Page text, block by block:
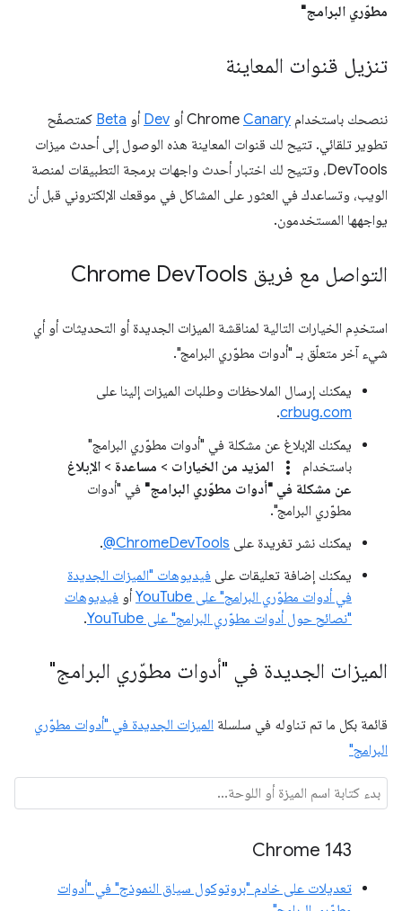
مطوّري البرامج"
تنزيل قنوات المعاينة
ننصحك باستخدام Chrome Canary أو Dev أو Beta كمتصفّح
تطوير تلقائي. تتيح لك قنوات المعاينة هذه الوصول إلى أحدث ميزات
DevTools، وتتيح لك اختبار أحدث واجهات برمجة التطبيقات لمنصة
الويب، وتساعدك في العثور على المشاكل في موقعك الإلكتروني قبل أن
يواجهها المستخدمون.
التواصل مع فريق Chrome Dev Tools
استخدِم الخيارات التالية لمناقشة الميزات الجديدة أو التحديثات أو أي
شيء آخر متعلّق بـ "أدوات مطوّري البرامج".
يمكنك إرسال الملاحظات وطلبات الميزات إلينا على
crbug.com
.
يمكنك الإبلاغ عن مشكلة في "أدوات مطوّري البرامج"
باستخدام
more_vert المزيد من الخيارات > مساعدة > الإبلاغ
عن مشكلة في "أدوات مطوّري البرامج" في "أدوات
مطوّري البرامج".
يمكنك نشر تغريدة على ‎@ChromeDevTools
.
يمكنك إضافة تعليقات على فيديوهات "الميزات الجديدة
في أدوات مطوّري البرامج" على YouTube
أو فيديوهات
"نصائح حول أدوات مطوّري البرامج" على YouTube
.
الميزات الجديدة في "أدوات مطوّري البرامج"
قائمة بكل ما تم تناوله في سلسلة الميزات الجديدة في "أدوات مطوّري
البرامج"
Chrome 143
تعديلات على خادم "بروتوكول سياق النموذج" في "أدوات